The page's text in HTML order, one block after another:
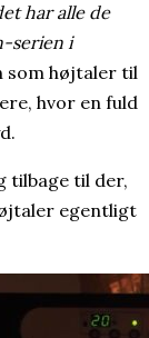
har alle de
serien i
som højtaler til
hvor en fuld
tilbage til der,
egentligt